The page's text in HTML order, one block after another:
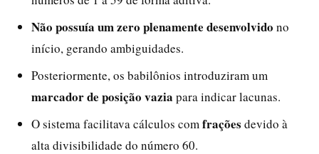
Não possuía um zero plenamente desenvolvido no
início, gerando ambiguidades.
Posteriormente, os babilônios introduziram um
marcador de posição vazia para indicar lacunas.
O sistema facilitava cálculos com frações devido à
alta divisibilidade do número 60.